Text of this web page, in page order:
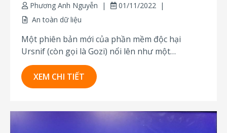
Phương Anh Nguyễn
01/11/2022
An toàn dữ liệu
Một phiên bản mới của phần mềm độc hại
Ursnif (còn gọi là Gozi) nổi lên như một
backdoor chung, đã gỡ bỏ chức năng banking
trojan điển hình của nó. Thay đổi này có thể chỉ
ra rằng các kẻ khai thác phiên bản mới đang tập
XEM CHI TIẾT